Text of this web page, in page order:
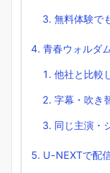
無料体験で
青春ウォルダ
他社と比較
字幕・吹き
同じ主演・
U-NEXTで配